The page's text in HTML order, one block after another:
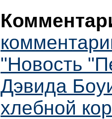
"Новость
Дэвида
хлебной